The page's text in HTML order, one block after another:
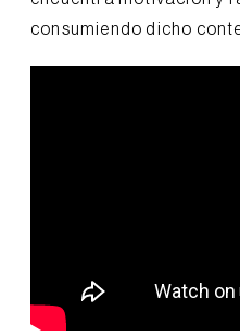
consumiendo dicho